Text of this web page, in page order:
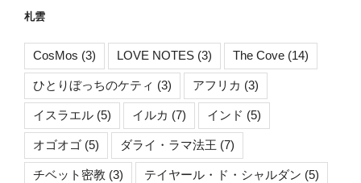
札雲
CosMos (3) LOVE NOTES (3) The Cove (14)
ひとりぼっちのケティ (3) アフリカ (3)
イスラエル (5) イルカ (7) インド (5)
オゴオゴ (5) ダライ・ラマ法王 (7)
チベット密教 (3) テイヤール・ド・シャルダン (5)